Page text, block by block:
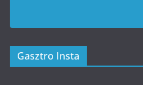
Gasztro Insta